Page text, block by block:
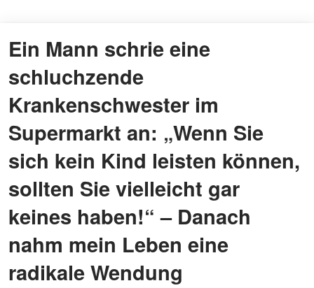
Ein Mann schrie eine
schluchzende
Krankenschwester im
Supermarkt an: „Wenn Sie
sich kein Kind leisten können,
sollten Sie vielleicht gar
keines haben!“ – Danach
nahm mein Leben eine
radikale Wendung